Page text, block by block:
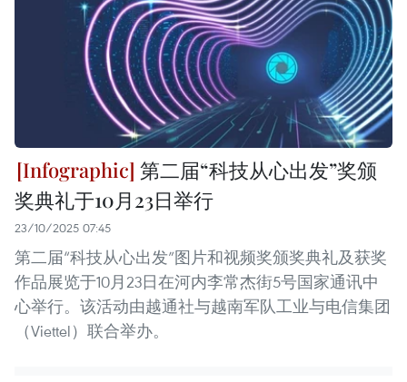
第二届“科技从心出发”奖颁
奖典礼于10月23日举行
23/10/2025 07:45
第二届“科技从心出发”图片和视频奖颁奖典礼及获奖
作品展览于10月23日在河内李常杰街5号国家通讯中
心举行。该活动由越通社与越南军队工业与电信集团
（Viettel）联合举办。